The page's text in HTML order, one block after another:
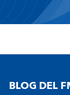
BLOG DEL